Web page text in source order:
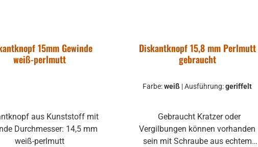
haben,
vorher
um
Preis:
15mm Gewinde
weiß-perlmutt
aus Kunststoff mit
14,5 mm
weiß-perlmutt
Diskantknopf 15,8 mm Perlmutt
gebraucht
Farbe:weiß | Ausführung:geriffelt
Vergilbungen können vorhanden
sein mit Schraube aus echtem